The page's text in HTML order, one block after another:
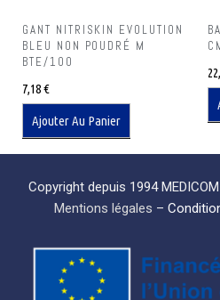
GANT NITRISKIN EVOLUTION
BLEU NON POUDRÉ M
BTE/100
7,18€
Ajouter Au Panier
Copyright depuis 1994
Mentions légales –